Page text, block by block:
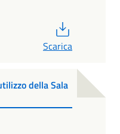
Scarica
della Sala